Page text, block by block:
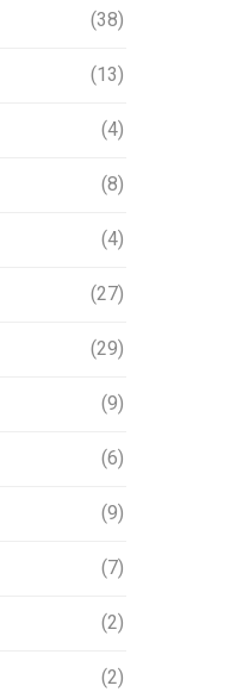
(38)
(13)
(4)
(8)
(4)
(27)
(29)
(9)
(6)
(9)
(7)
(2)
(2)